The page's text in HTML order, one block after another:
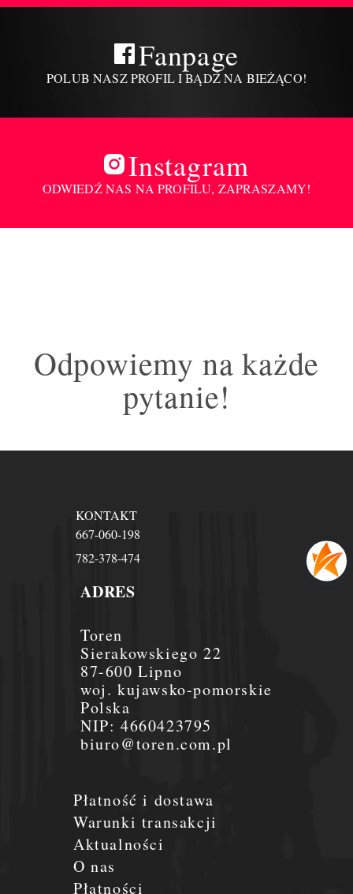
Fanpage
POLUB NASZ PROFIL I BĄDŹ NA BIEŻĄCO!
Instagram
ODWIEDŹ NAS NA PROFILU, ZAPRASZAMY!
Odpowiemy na każde
pytanie!
Płatność i dostawa
Warunki transakcji
Aktualności
O nas
Płatności
ADRES
Toren
Sierakowskiego 22
87-600 Lipno
woj. kujawsko-pomorskie
Polska
NIP:4660423795
biuro@toren.com.pl
KONTAKT
667-060-198
782-378-474